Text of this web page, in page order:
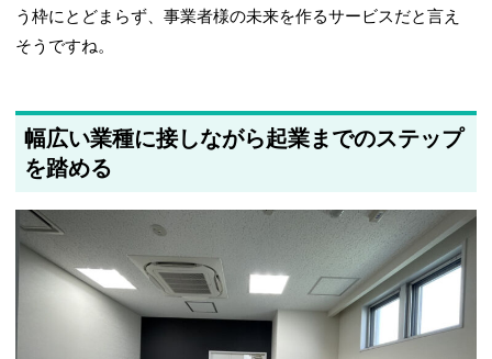
う枠にとどまらず、事業者様の未来を作るサービスだと言え
そうですね。
幅広い業種に接しながら起業までのステップ
を踏める